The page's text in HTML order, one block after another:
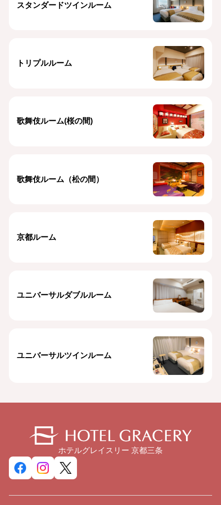
スタンダードツインルーム
トリプルルーム
歌舞伎ルーム(桜の間)
歌舞伎ルーム（松の間）
京都ルーム
ユニバーサルダブルルーム
ユニバーサルツインルーム
ホテルグレイスリー 京都三条